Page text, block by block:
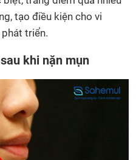
tạo điều kiện cho vi
phát triển.
khi nặn mụn